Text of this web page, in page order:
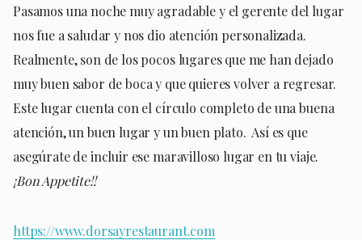
Pasamos una noche muy agradable y el gerente del lugar
nos fue a saludar y nos dio atención personalizada.
Realmente, son de los pocos lugares que me han dejado
muy buen sabor de boca y que quieres volver a regresar.
Este lugar cuenta con el círculo completo de una buena
atención, un buen lugar y un buen plato. Así es que
asegúrate de incluir ese maravilloso lugar en tu viaje.
¡Bon Appetite!!
https://www.dorsayrestaurant.com